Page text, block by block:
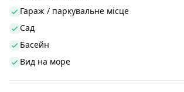
Гараж / паркувальне місце
Сад
Басейн
Вид на море